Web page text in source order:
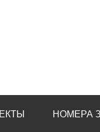
НОМЕРА